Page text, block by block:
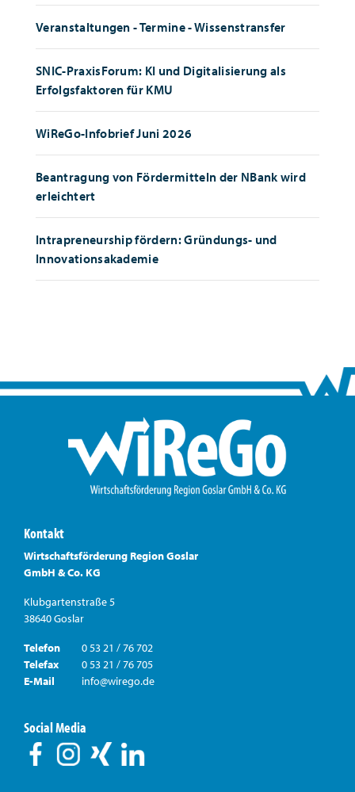
Veranstaltungen - Termine - Wissenstransfer
SNIC-PraxisForum: KI und Digitalisierung als
Erfolgsfaktoren für KMU
WiReGo-Infobrief Juni 2026
Beantragung von Fördermitteln der NBank wird
erleichtert
Intrapreneurship fördern: Gründungs- und
Innovationsakademie
Kontakt
Wirtschaftsförderung Region Goslar
GmbH & Co. KG
Klubgartenstraße 5
38640 Goslar
Telefon
0 53 21 / 76 702
Telefax
0 53 21 / 76 705
E-Mail
info@wirego.de
Social Media